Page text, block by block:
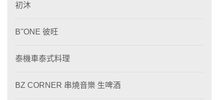
初沐
B''ONE 彼旺
泰機車泰式料理
BZ CORNER 串燒音樂 生啤酒